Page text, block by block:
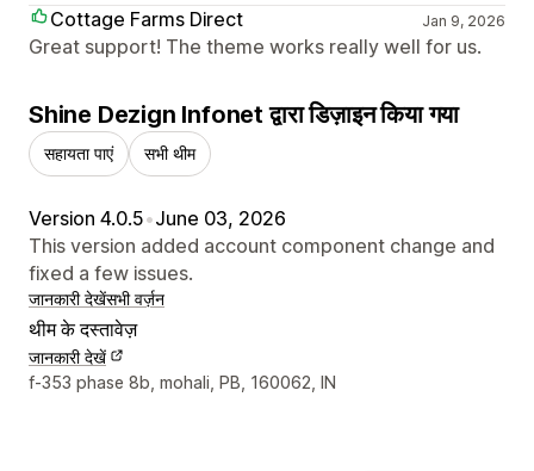
Cottage Farms Direct
Jan 9, 2026
Great support! The theme works really well for us.
Shine Dezign Infonet द्वारा डिज़ाइन किया गया
सहायता पाएं सभी थीम
Version 4.0.5•June 03, 2026
This version added account component change and
fixed a few issues.
जानकारी देखेंसभी वर्ज़न
थीम के दस्तावेज़
जानकारी देखें
डिज़ाइनर के संपर्क की जानकारी
f-353 phase 8b, mohali, PB, 160062, IN